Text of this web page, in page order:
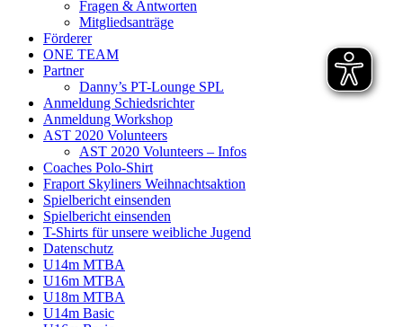
Fragen & Antworten
Mitgliedsanträge
Förderer
ONE TEAM
Partner
Danny’s PT-Lounge SPL
Anmeldung Schiedsrichter
Anmeldung Workshop
AST 2020 Volunteers
AST 2020 Volunteers – Infos
Coaches Polo-Shirt
Fraport Skyliners Weihnachtsaktion
Spielbericht einsenden
Spielbericht einsenden
T-Shirts für unsere weibliche Jugend
Datenschutz
U14m MTBA
U16m MTBA
U18m MTBA
U14m Basic